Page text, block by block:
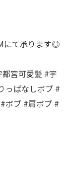
にて承ります◎
宮可愛髪 #宇
っぱなしボブ #
ボブ #肩ボブ #